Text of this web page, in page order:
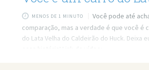
MENOS DE 1 MINUTO
Você pode até
comparação, mas a verdade é que você é
do Lata Velha do Caldeirão do Huck. Deixa